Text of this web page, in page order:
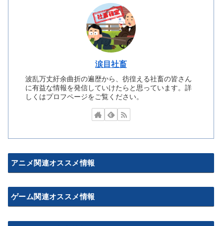
涙目社畜
波乱万丈紆余曲折の遍歴から、彷徨える社畜の皆さん
に有益な情報を発信していけたらと思っています。詳
しくはプロフページをご覧ください。
アニメ関連オススメ情報
ゲーム関連オススメ情報